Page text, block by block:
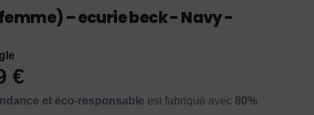
– ecurie beck - Navy -
€
et éco-responsable est fabriqué avec 80%